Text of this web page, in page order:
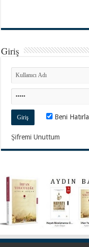
Giriş
Beni Hatırla
Şifremi Unuttum